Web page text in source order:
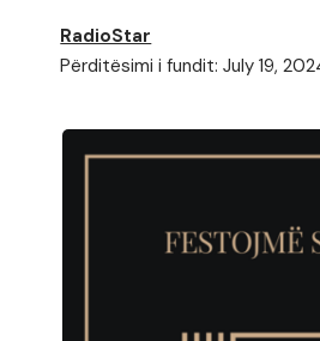
Përditësimi i fundit: July 19,
RadioStar